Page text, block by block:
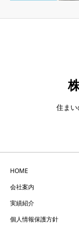
住まい
HOME
会社案内
実績紹介
個人情報保護方針